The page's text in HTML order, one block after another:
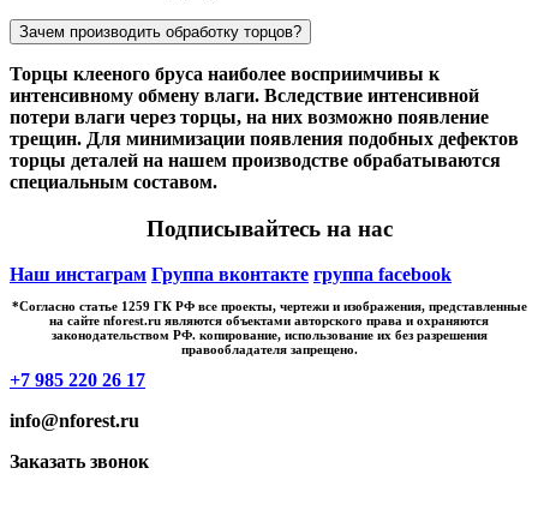
Зачем производить обработку торцов?
Торцы клееного бруса наиболее восприимчивы к
интенсивному обмену влаги. Вследствие интенсивной
потери влаги через торцы, на них возможно появление
трещин. Для минимизации появления подобных дефектов
торцы деталей на нашем производстве обрабатываются
специальным составом.
Подписывайтесь на нас
Наш инстаграм Группа вконтакте группа facebook
*Cогласно статье 1259 ГК РФ все проекты, чертежи и изображения, представленные
на сайте nforest.ru являются объектами авторского права и охраняются
законодательством РФ. копирование, использование их без разрешения
правообладателя запрещено.
+7 985 220 26 17
info@nforest.ru
Заказать звонок